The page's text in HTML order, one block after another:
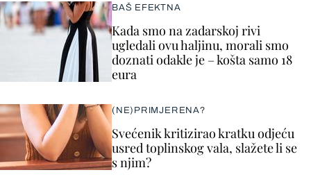
BAŠ EFEKTNA
Kada smo na zadarskoj rivi
ugledali ovu haljinu, morali smo
doznati odakle je – košta samo 18
eura
(NE)PRIMJERENA?
Svećenik kritizirao kratku odjeću
usred toplinskog vala, slažete li se
s njim?